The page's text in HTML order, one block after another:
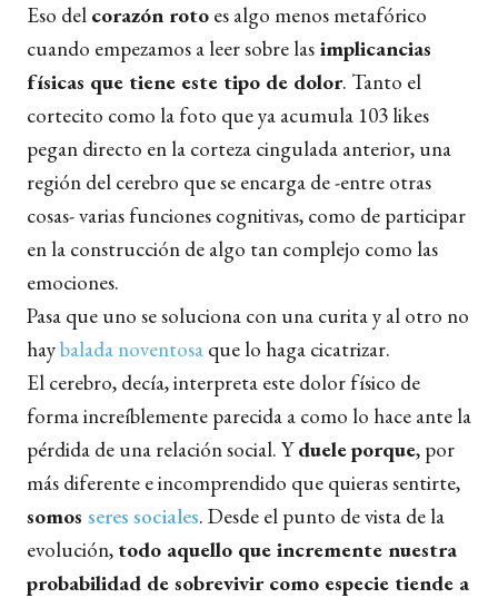
Eso del corazón roto es algo menos metafórico
cuando empezamos a leer sobre las implicancias
físicas que tiene este tipo de dolor. Tanto el
cortecito como la foto que ya acumula 103 likes
pegan directo en la corteza cingulada anterior, una
región del cerebro que se encarga de -entre otras
cosas- varias funciones cognitivas, como de participar
en la construcción de algo tan complejo como las
emociones.
Pasa que uno se soluciona con una curita y al otro no
haybalada noventosa que lo haga cicatrizar.
El cerebro, decía, interpreta este dolor físico de
forma increíblemente parecida a como lo hace ante la
pérdida de una relación social. Ydueleporque, por
más diferente e incomprendido que quieras sentirte,
somos seres sociales. Desde el punto de vista de la
evolución, todo aquello que incremente nuestra
probabilidad de sobrevivir como especie tiende a